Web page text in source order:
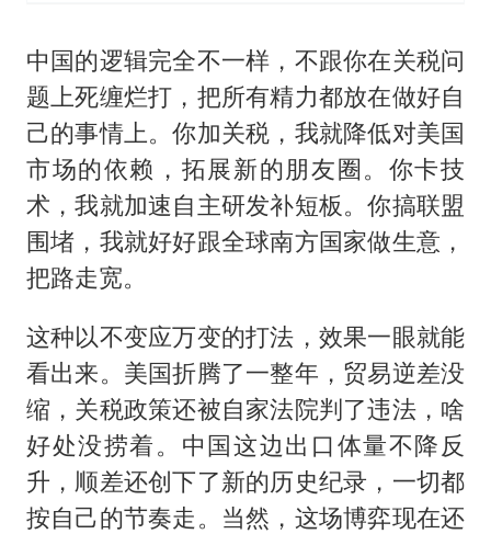
中国的逻辑完全不一样，不跟你在关税问
题上死缠烂打，把所有精力都放在做好自
己的事情上。你加关税，我就降低对美国
市场的依赖，拓展新的朋友圈。你卡技
术，我就加速自主研发补短板。你搞联盟
围堵，我就好好跟全球南方国家做生意，
把路走宽。
这种以不变应万变的打法，效果一眼就能
看出来。美国折腾了一整年，贸易逆差没
缩，关税政策还被自家法院判了违法，啥
好处没捞着。中国这边出口体量不降反
升，顺差还创下了新的历史纪录，一切都
按自己的节奏走。当然，这场博弈现在还